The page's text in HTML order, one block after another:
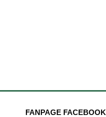
FANPAGE FACEBOOK